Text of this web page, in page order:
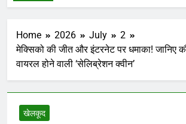
Home 2026 July
2
मेक्सिको की जीत और इंटरनेट पर धमाका! जानिए
वायरल होने वाली ‘सेलिब्रेशन क्वीन’
खेलकूद